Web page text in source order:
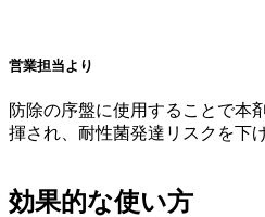
営業担当より
防除の序盤に使用することで本
揮され、耐性菌発達リスクを下
効果的な使い方